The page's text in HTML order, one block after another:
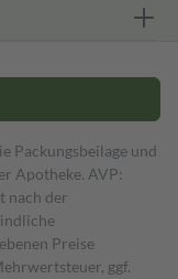
Packungsbeilage und
Apotheke. AVP:
nach der
Preise
ggf.